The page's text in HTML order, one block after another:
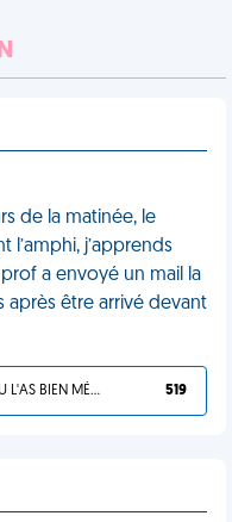
de la matinée, le
l’amphi, j’apprends
a envoyé un mail la
après être arrivé devant
TU L'AS BIEN MÉRITÉ 519